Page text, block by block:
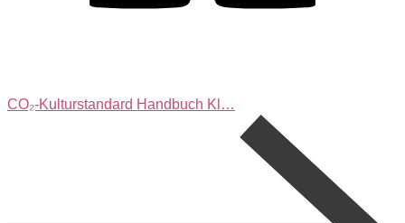
CO₂-Kulturstandard Handbuch Kl…